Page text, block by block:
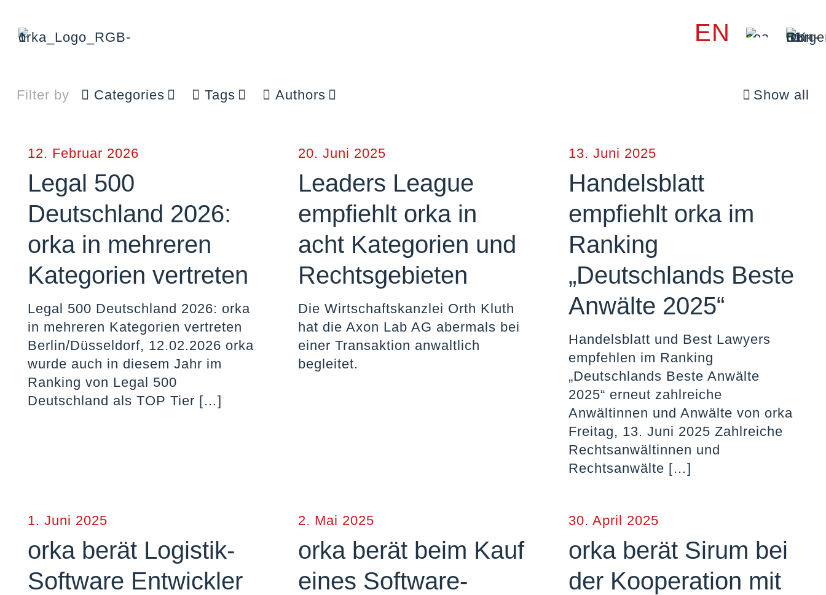
EN
Filter by Categories Tags Authors Show all
12. Februar 2026
Legal 500
Deutschland 2026:
orka in mehreren
Kategorien vertreten
Legal 500 Deutschland 2026: orka
in mehreren Kategorien vertreten
Berlin/Düsseldorf, 12.02.2026 orka
wurde auch in diesem Jahr im
Ranking von Legal 500
Deutschland als TOP Tier […]
20. Juni 2025
Leaders League
empfiehlt orka in
acht Kategorien und
Rechtsgebieten
Die Wirtschaftskanzlei Orth Kluth
hat die Axon Lab AG abermals bei
einer Transaktion anwaltlich
begleitet.
13. Juni 2025
Handelsblatt
empfiehlt orka im
Ranking
„Deutschlands Beste
Anwälte 2025“
Handelsblatt und Best Lawyers
empfehlen im Ranking
„Deutschlands Beste Anwälte
2025“ erneut zahlreiche
Anwältinnen und Anwälte von orka
Freitag, 13. Juni 2025 Zahlreiche
Rechtsanwältinnen und
Rechtsanwälte […]
1. Juni 2025
orka berät Logistik-
Software Entwickler
2. Mai 2025
orka berät beim Kauf
eines Software-
30. April 2025
orka berät Sirum bei
der Kooperation mit